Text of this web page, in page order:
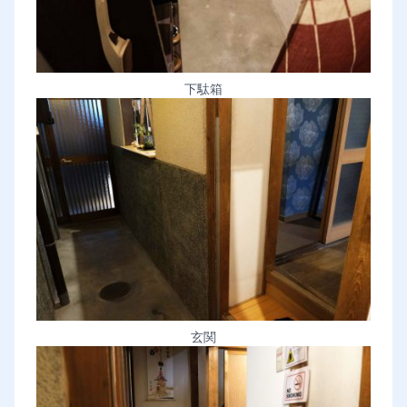
下駄箱
玄関